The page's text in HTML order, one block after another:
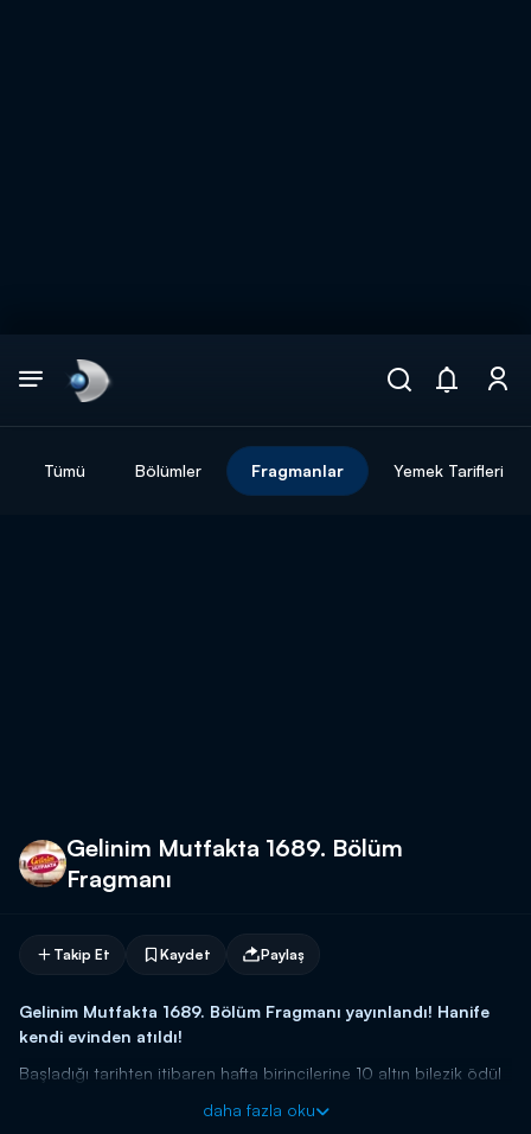
Tümü Bölümler Fragmanlar Yemek Tarifleri
Gelinim Mutfakta 1689. Bölüm
Fragmanı
Takip Et Kaydet Paylaş
Gelinim Mutfakta 1689. Bölüm Fragmanı yayınlandı! Hanife
kendi evinden atıldı!
Başladığı tarihten itibaren hafta birincilerine 10 altın bilezik ödül
kendisine güvenen gelin ve kaynana adaylarını arıyor! Siz de
daha fazla oku